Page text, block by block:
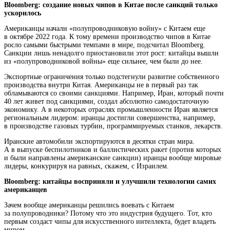
Bloomberg: создание новых чипов в Китае после санкций только
ускорилось
Американцы начали «полупроводниковую войну» с Китаем еще
в октябре 2022 года. К тому времени производство чипов в Китае
росло самыми быстрыми темпами в мире, подсчитал Bloomberg.
Санкции лишь ненадолго приостановили этот рост: китайцы вышли
из «полупроводниковой войны» еще сильнее, чем были до нее.
Экспортные ограничения только подстегнули развитие собственного
производства внутри Китая. Американцы не в первый раз так
обламываются со своими санкциями. Например, Иран, который почти
40 лет живет под санкциями, создал абсолютно самодостаточную
экономику. А в некоторых отраслях промышленности Иран является
региональным лидером: иранцы достигли совершенства, например,
в производстве газовых турбин, программируемых станков, лекарств.
Иранские автомобили экспортируются в десятки стран мира.
А в выпуске беспилотников и баллистических ракет (против которых
и были направлены американские санкции) иранцы вообще мировые
лидеры, конкурируя на равных, скажем, с Израилем.
Bloomberg: китайцы восприняли и улучшили технологии самих
американцев
Зачем вообще американцы решились воевать с Китаем
за полупроводники? Потому что это индустрия будущего. Тот, кто
первым создаст чипы для искусственного интеллекта, будет владеть